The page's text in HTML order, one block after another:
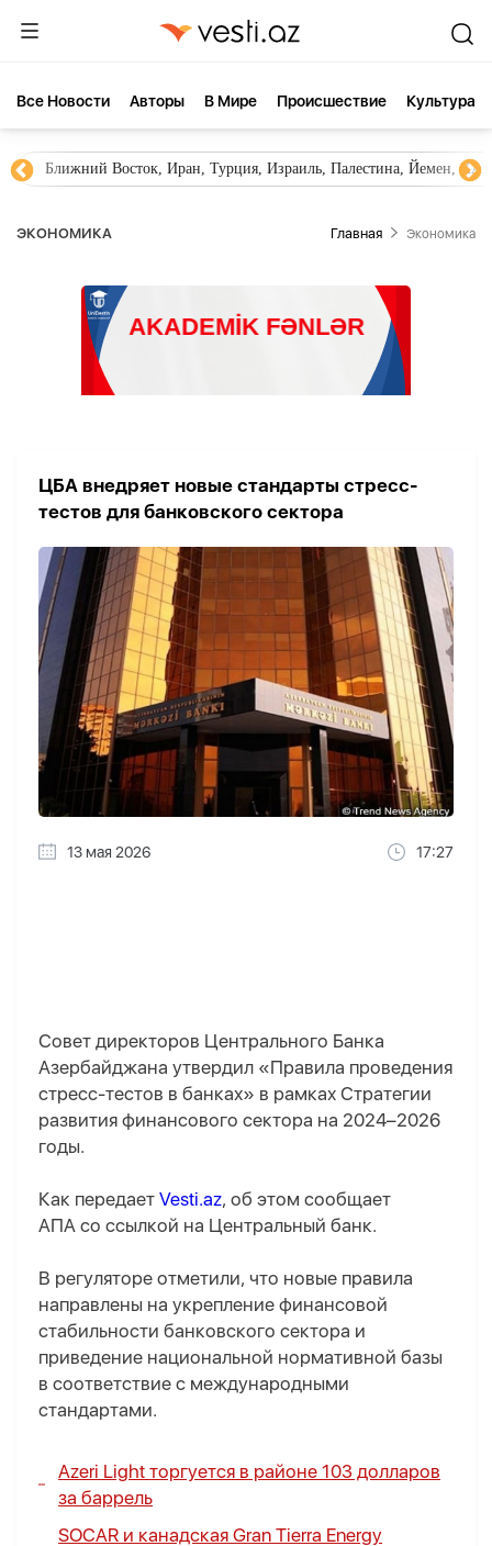
Все Новости Aвторы В Мире Происшествие Культура
Ближний Восток, Иран, Турция, Израиль, Палестина, Йемен,
ЭКОНОМИКА Главная Экономика
ЦБА внедряет новые стандарты стресс-
тестов для банковского сектора
13 мая 2026 17:27
Совет директоров Центрального Банка
Азербайджана утвердил «Правила проведения
стресс-тестов в банках» в рамках Стратегии
развития финансового сектора на 2024–2026
годы.
Как передает Vesti.az, об этом сообщает
AПA со ссылкой на Центральный банк.
В регуляторе отметили, что новые правила
направлены на укрепление финансовой
стабильности банковского сектора и
приведение национальной нормативной базы
в соответствие с международными
стандартами.
Azeri Light торгуется в районе 103 долларов
за баррель
SOCAR и канадская Gran Tierra Energy